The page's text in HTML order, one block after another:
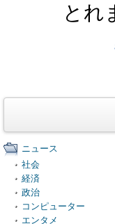
とれ
ニュース
社会
経済
政治
コンピューター
エンタメ